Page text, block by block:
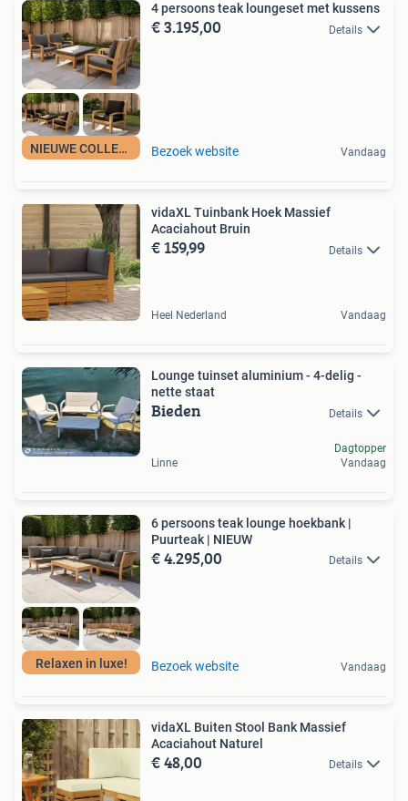
NIEUWE COLLECTIE
4 persoons teak loungeset met kussens
€ 3.195,00 Details
Bezoek website Vandaag
vidaXL Tuinbank Hoek Massief
Acaciahout Bruin
€ 159,99 Details
Heel Nederland Vandaag
Lounge tuinset aluminium - 4-delig -
nette staat
Bieden Details
Linne
Dagtopper
Vandaag
Relaxen in luxe!
6 persoons teak lounge hoekbank |
Puurteak | NIEUW
€ 4.295,00 Details
Bezoek website Vandaag
vidaXL Buiten Stool Bank Massief
Acaciahout Naturel
€ 48,00 Details